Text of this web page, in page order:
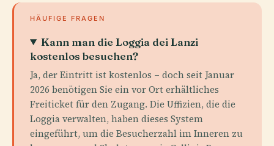
HÄUFIGE FRAGEN
Kann man die Loggia dei Lanzi
kostenlos besuchen?
Ja, der Eintritt ist kostenlos – doch seit Januar
2026 benötigen Sie ein vor Ort erhältliches
Freiticket für den Zugang. Die Uffizien, die die
Loggia verwalten, haben dieses System
eingeführt, um die Besucherzahl im Inneren zu